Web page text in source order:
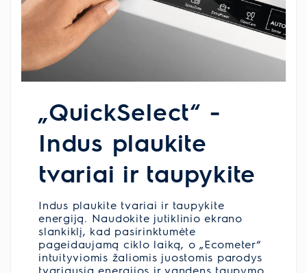
„QuickSelect“ -
Indus plaukite
tvariai ir taupykite
Indus plaukite tvariai ir taupykite
energiją. Naudokite jutiklinio ekrano
slankiklį, kad pasirinktumėte
pageidaujamą ciklo laiką, o „Ecometer“
intuityviomis žaliomis juostomis parodys